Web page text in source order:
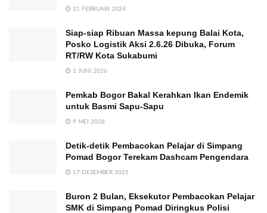
21 FEBRUARI 2024
Siap-siap Ribuan Massa kepung Balai Kota,
Posko Logistik Aksi 2.6.26 Dibuka, Forum
RT/RW Kota Sukabumi
1 JUNI 2026
Pemkab Bogor Bakal Kerahkan Ikan Endemik
untuk Basmi Sapu-Sapu
9 MEI 2026
Detik-detik Pembacokan Pelajar di Simpang
Pomad Bogor Terekam Dashcam Pengendara
17 DESEMBER 2025
Buron 2 Bulan, Eksekutor Pembacokan Pelajar
SMK di Simpang Pomad Diringkus Polisi